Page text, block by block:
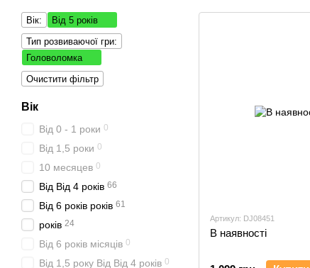
Артикул: DJ08451
В наявності
Вік:
Від 5 років
Тип розвиваючої гри:
Головоломка
Очистити фільтр
Вік
Від 0 - 1 роки 0
Від 1,5 роки 0
10 месяцев 0
Від Від 4 років 66
Від 6 років років 61
років 24
Від 6 років місяців 0
Від 1,5 року Від Від 4 років 0